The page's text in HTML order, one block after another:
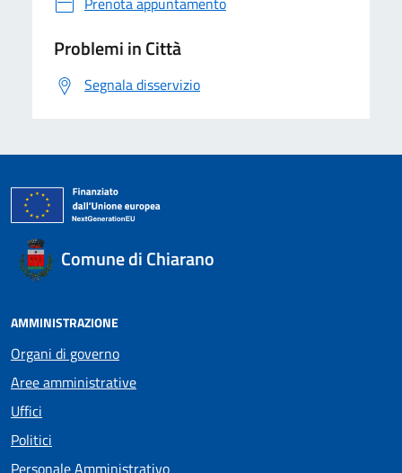
Problemi in Città
Segnala disservizio
Comune di Chiarano
AMMINISTRAZIONE
Organi di governo
Aree amministrative
Uffici
Politici
Personale Amministrativo